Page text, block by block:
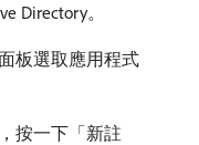
Directory。
板選取應用程式
按一下「新註